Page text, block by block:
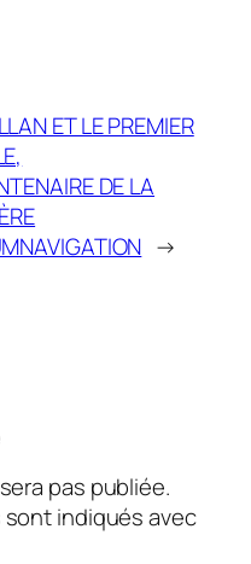
ET LE PREMIER
DE LA
→
pas publiée.
indiqués avec